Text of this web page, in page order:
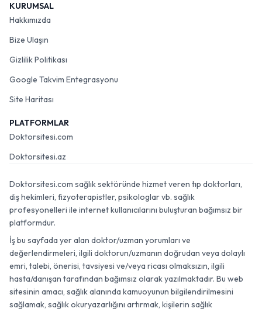
KURUMSAL
Hakkımızda
Bize Ulaşın
Gizlilik Politikası
Google Takvim Entegrasyonu
Site Haritası
PLATFORMLAR
Doktorsitesi.com
Doktorsitesi.az
Doktorsitesi.com sağlık sektöründe hizmet veren tıp doktorları,
diş hekimleri, fizyoterapistler, psikologlar vb. sağlık
profesyonelleri ile internet kullanıcılarını buluşturan bağımsız bir
platformdur.
İş bu sayfada yer alan doktor/uzman yorumları ve
değerlendirmeleri, ilgili doktorun/uzmanın doğrudan veya dolaylı
emri, talebi, önerisi, tavsiyesi ve/veya ricası olmaksızın, ilgili
hasta/danışan tarafından bağımsız olarak yazılmaktadır. Bu web
sitesinin amacı, sağlık alanında kamuoyunun bilgilendirilmesini
sağlamak, sağlık okuryazarlığını artırmak, kişilerin sağlık